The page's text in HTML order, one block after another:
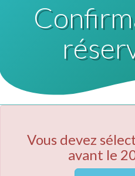
Vous devez
avant le